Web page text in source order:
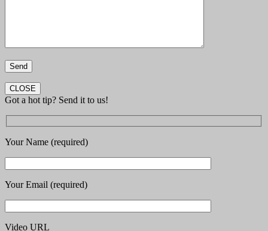
CLOSE
Got a hot tip? Send it to us!
Your Name (required)
Your Email (required)
Video URL